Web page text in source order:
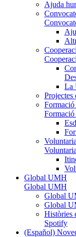
Ajuda
La
Projectes
Formació
Formació
Global UMH
Global UMH
Global
Global
Històries
Spotify
(Español)